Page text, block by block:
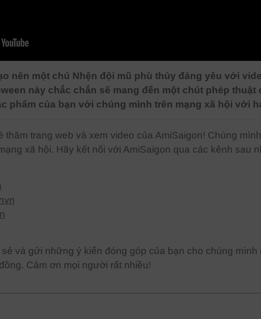
nên một chú Nhện đội mũ phù thủy đáng yêu với
này chắc chắn sẽ mang đến một chút phép
phẩm của bạn với chúng mình trên mạng xã hội với
thăm trang web và xem video của AmiSaigon! Chúng
xã hội. Hãy kết nối với AmiSaigon qua các kênh sau
và gửi những ý kiến đóng góp của bạn cho chúng
Cảm ơn mọi người rất nhiều!